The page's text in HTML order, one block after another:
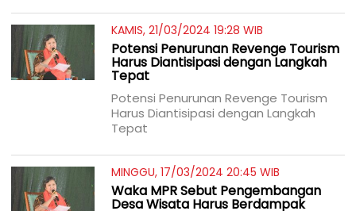
KAMIS, 21/03/2024 19:28 WIB
Potensi Penurunan Revenge Tourism
Harus Diantisipasi dengan Langkah
Tepat
Potensi Penurunan Revenge Tourism
Harus Diantisipasi dengan Langkah
Tepat
MINGGU, 17/03/2024 20:45 WIB
Waka MPR Sebut Pengembangan
Desa Wisata Harus Berdampak